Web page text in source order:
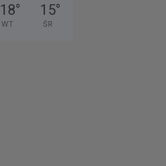
18°
WT
15°
ŚR